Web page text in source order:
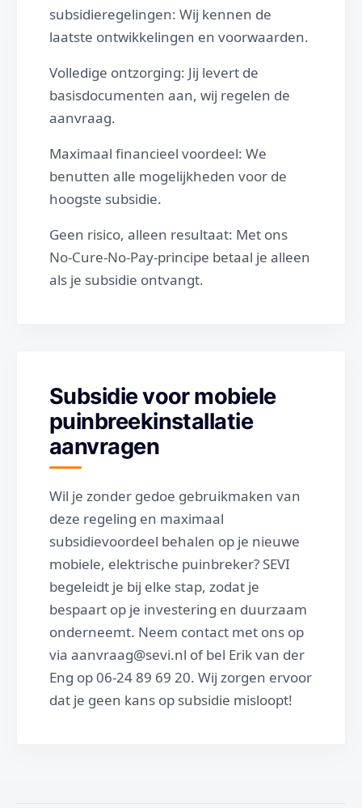
subsidieregelingen: Wij kennen de
laatste ontwikkelingen en voorwaarden.
Volledige ontzorging: Jij levert de
basisdocumenten aan, wij regelen de
aanvraag.
Maximaal financieel voordeel: We
benutten alle mogelijkheden voor de
hoogste subsidie.
Geen risico, alleen resultaat: Met ons
No-Cure-No-Pay-principe betaal je alleen
als je subsidie ontvangt.
Subsidie voor mobiele
puinbreekinstallatie
aanvragen
Wil je zonder gedoe gebruikmaken van
deze regeling en maximaal
subsidievoordeel behalen op je nieuwe
mobiele, elektrische puinbreker? SEVI
begeleidt je bij elke stap, zodat je
bespaart op je investering en duurzaam
onderneemt. Neem contact met ons op
via aanvraag@sevi.nl of bel Erik van der
Eng op 06-24 89 69 20. Wij zorgen ervoor
dat je geen kans op subsidie misloopt!